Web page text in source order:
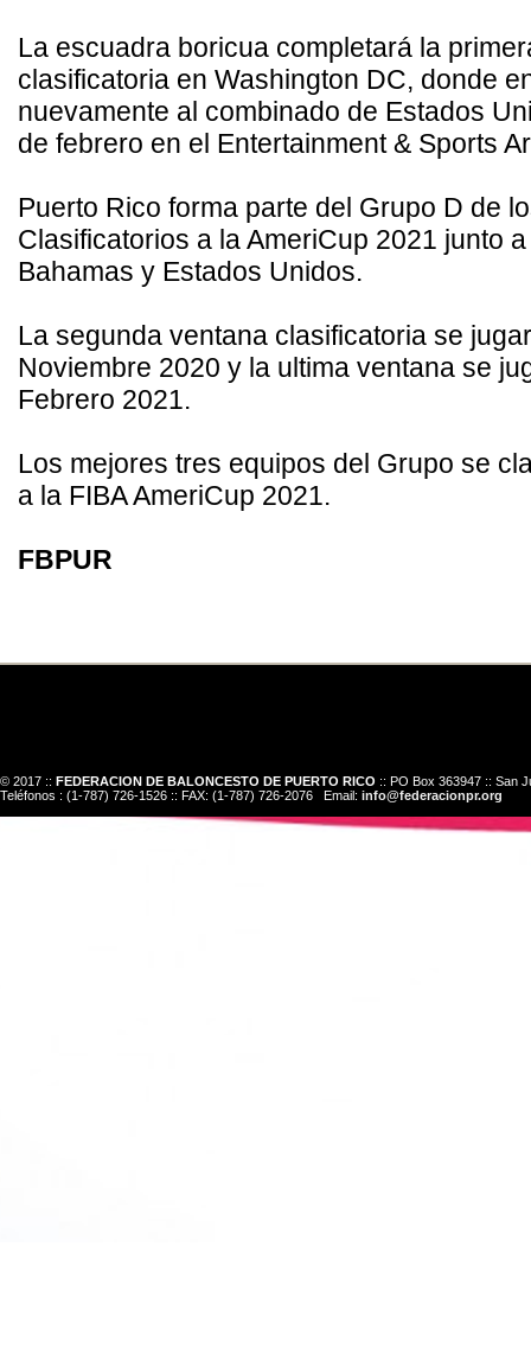
La escuadra boricua completará la
clasificatoria en Washington DC, donde
nuevamente al combinado de Estados
de febrero en el Entertainment & Sports
Puerto Rico forma parte del Grupo D de
Clasificatorios a la AmeriCup 2021 junto
Bahamas y Estados Unidos.
La segunda ventana clasificatoria se
Noviembre 2020 y la ultima ventana se
Febrero 2021.
Los mejores tres equipos del Grupo se
a la FIBA AmeriCup 2021.
FBPUR
© 2017 :: FEDERACION DE BALONCESTO DE PUERTO RICO :: PO Box 363947 :: San
Teléfonos : (1-787) 726-1526 :: FAX: (1-787) 726-2076 Email: info@federacionpr.org